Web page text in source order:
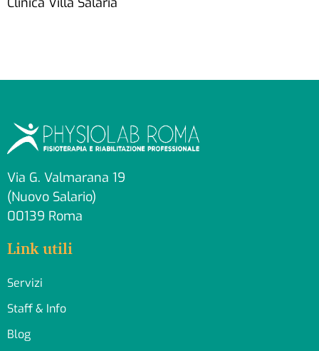
Via G. Valmarana 19
(Nuovo Salario)
00139 Roma
Link utili
Servizi
Staff & Info
Blog